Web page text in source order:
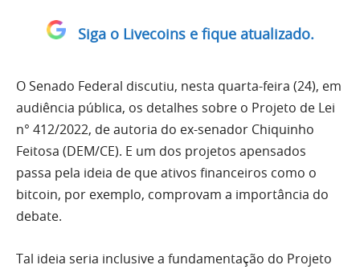
Siga o Livecoins e fique atualizado.
O Senado Federal discutiu, nesta quarta-feira (24), em
audiência pública, os detalhes sobre o Projeto de Lei
n° 412/2022, de autoria do ex-senador Chiquinho
Feitosa (DEM/CE). E um dos projetos apensados
passa pela ideia de que ativos financeiros como o
bitcoin, por exemplo, comprovam a importância do
debate.
Tal ideia seria inclusive a fundamentação do Projeto